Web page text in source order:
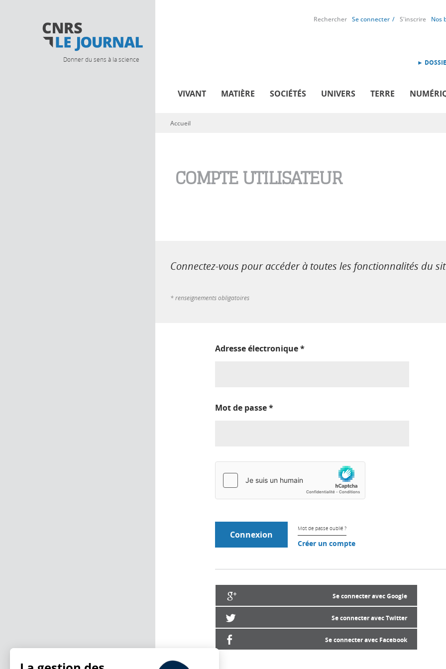
Donner du sens à la science
Rechercher Se connecter S'inscrire Nos
►
VIVANT MATIÈRE SOCIÉTÉS UNIVERS TERRE
Vous êtes ici
Accueil
COMPTE UTILISATEUR
Connectez-vous pour accéder à toutes les fonctionnalités du
* renseignements obligatoires
Adresse électronique*
Mot de passe*
Mot de passe oublié ?
Créer un compte
Se connecter avec Google
Se connecter avec Twitter
Se connecter avec Facebook